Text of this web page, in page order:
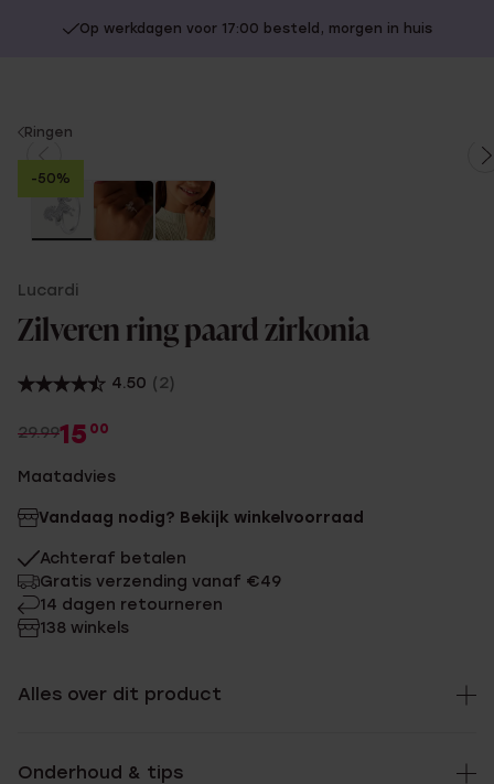
Op werkdagen voor 17:00 besteld, morgen in huis
You
are
here:
Ringen
-50%
Lucardi
Zilveren ring paard zirkonia
4.50 (2)
29.9915 00
Maatadvies
Vandaag nodig? Bekijk winkelvoorraad
Achteraf betalen
Gratis verzending vanaf €49
14 dagen retourneren
138 winkels
Alles over dit product
Onderhoud & tips